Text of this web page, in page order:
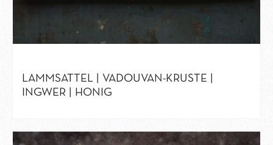
LAMMSATTEL | VADOUVAN-KRUSTE |
INGWER | HONIG